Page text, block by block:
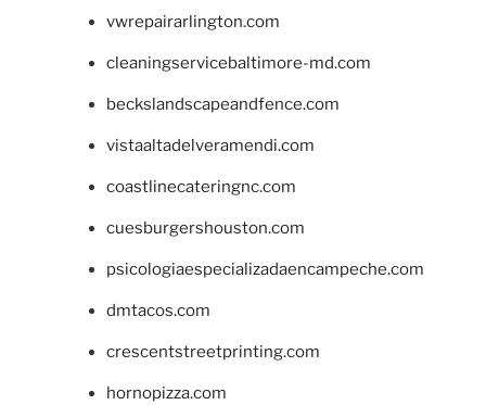
vwrepairarlington.com
cleaningservicebaltimore-md.com
beckslandscapeandfence.com
vistaaltadelveramendi.com
coastlinecateringnc.com
cuesburgershouston.com
psicologiaespecializadaencampeche.com
dmtacos.com
crescentstreetprinting.com
hornopizza.com